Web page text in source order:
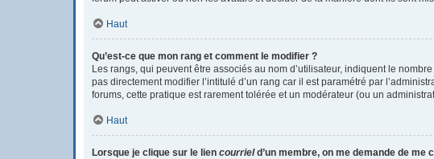
Haut
Qu’est-ce que mon rang et comment le modifier ?
Les rangs, qui peuvent être associés au nom d’utilisateur, indiquent le
pas directement modifier l’intitulé d’un rang car il est paramétré par
forums, cette pratique est rarement tolérée et un modérateur (ou un
Haut
Lorsque je clique sur le lien courrield’un membre, on me demande de me